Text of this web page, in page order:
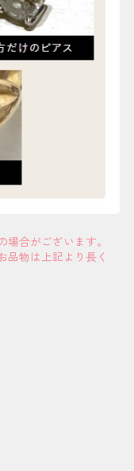
合がございます。
物は上記より長く